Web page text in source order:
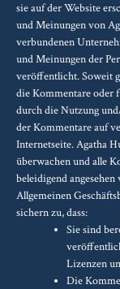
sie auf der Website
und Meinungen von
verbundenen
und Meinungen der
veröffentlicht. Soweit
die Kommentare oder
durch die Nutzung
der Kommentare auf
Internetseite. Agatha
überwachen und alle
beleidigend
Allgemeinen
sichern zu, dass:
Sie sind
Lizenzen
Die